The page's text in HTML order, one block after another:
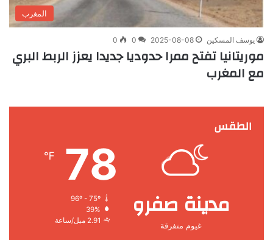
المغرب
يوسف المسكين 2025-08-08
0
0
موريتانيا تفتح ممرا حدوديا جديدا يعزز الربط البري
مع المغرب
الطقس
مدينة صفرو
غيوم متفرقة
78
℉
96º - 75º
39%
2.91 ميل/ساعة